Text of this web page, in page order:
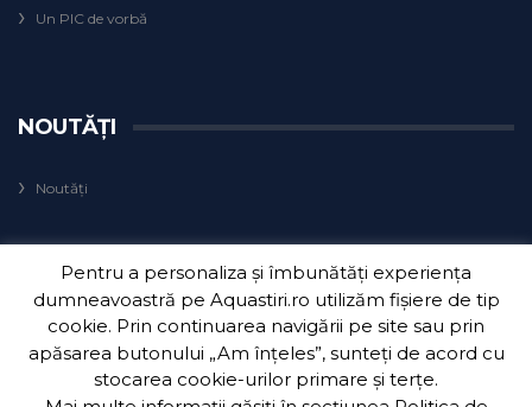
Un PIC de vorbă
NOUTĂȚI
Noutăți
Copyright 2018 Aquatim S.A.| Dezvoltat de 3Waves Net
Pentru a personaliza și îmbunătăți experiența
dumneavoastră pe Aquastiri.ro utilizăm fișiere de tip
cookie. Prin continuarea navigării pe site sau prin
apăsarea butonului „Am înțeles”, sunteți de acord cu
stocarea cookie-urilor primare și terțe.